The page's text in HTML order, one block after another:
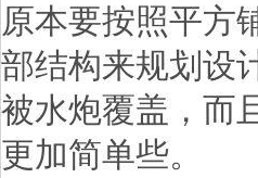
原本要按照平方
部结构来规划设
被水炮覆盖，而
更加简单些。